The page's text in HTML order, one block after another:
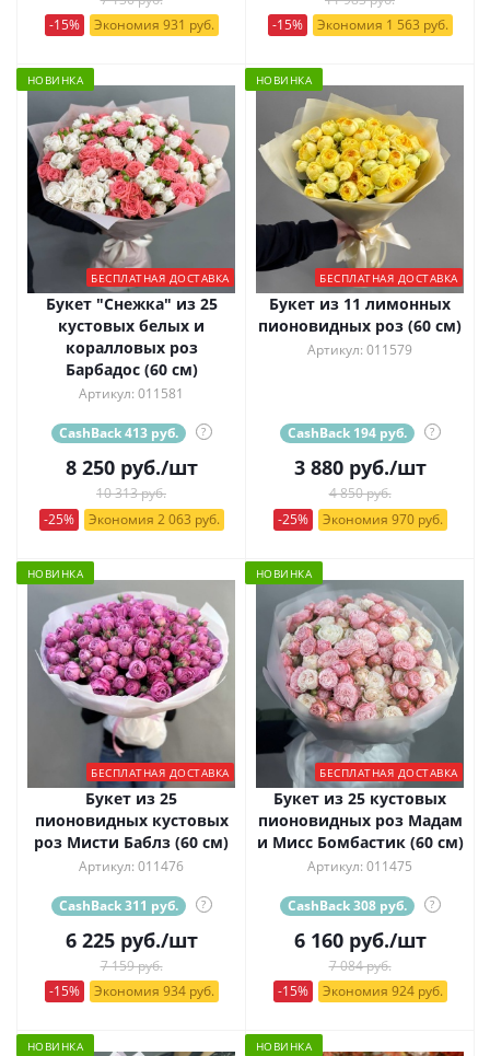
-15%
Экономия 931 руб.
-15%
Экономия 1 563 руб.
НОВИНКА
БЕСПЛАТНАЯ ДОСТАВКА
Букет "Снежка" из 25
кустовых белых и
коралловых роз
Барбадос (60 см)
Артикул: 011581
CashBack 413 руб. ?
8 250руб./шт
10 313 руб.
-25%
Экономия 2 063 руб.
НОВИНКА
БЕСПЛАТНАЯ ДОСТАВКА
Букет из 11 лимонных
пионовидных роз (60 см)
Артикул: 011579
CashBack 194 руб. ?
3 880руб./шт
4 850 руб.
-25%
Экономия 970 руб.
НОВИНКА
БЕСПЛАТНАЯ ДОСТАВКА
Букет из 25
пионовидных кустовых
роз Мисти Баблз (60 см)
Артикул: 011476
CashBack 311 руб. ?
6 225руб./шт
7 159 руб.
-15%
Экономия 934 руб.
НОВИНКА
БЕСПЛАТНАЯ ДОСТАВКА
Букет из 25 кустовых
пионовидных роз Мадам
и Мисс Бомбастик (60 см)
Артикул: 011475
CashBack 308 руб. ?
6 160руб./шт
7 084 руб.
-15%
Экономия 924 руб.
НОВИНКА НОВИНКА